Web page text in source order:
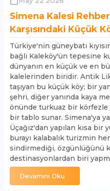
Simena Kalesi
Karşısındaki Küçük
Türkiye'nin güneybatı
bağlı Kaleköy'ün tepesine
dünyanın en küçük ve en
kalelerinden biridir. Antik
taşıyan bu küçük köy; bir
şehri, diğer yanında kaya
önünde turkuaz bir körfezle
bir tablo sunar. Simena'ya
Üçağız'dan yapılan kısa bir
burayı kalabalık turizmin
sindirmediği, özgünlüğünü
destinasyonlardan biri
Devamını Oku